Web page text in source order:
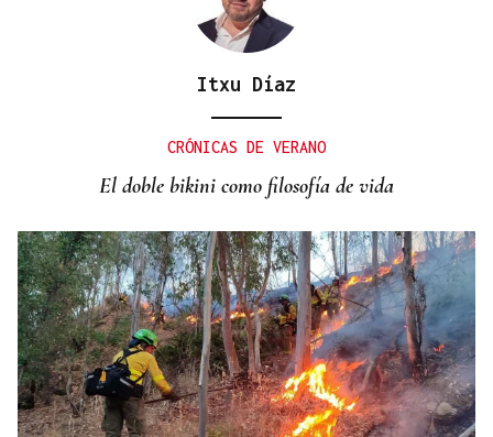
Las compañías de autobuses recomiendan
saturaciones el día del eclipse
Itxu Díaz
CRÓNICAS DE VERANO
El doble bikini como filosofía de vida